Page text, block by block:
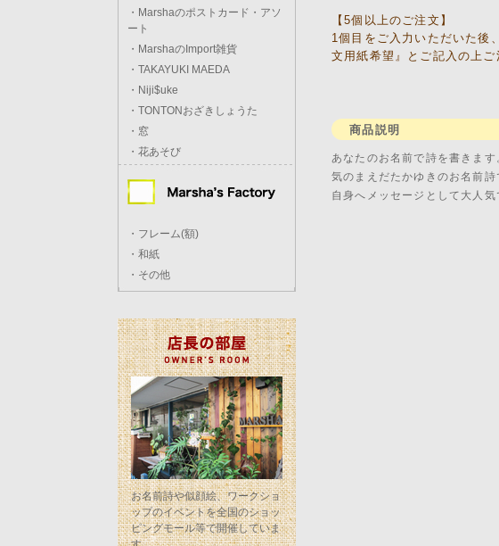
【5個以上のご注文】
1個目をご入力いただいた後、
文用紙希望』とご記入の上
商品説明
あなたのお名前で詩を書きま
気のまえだたかゆきのお名前
自身へメッセージとして大人気
・Marshaのポストカード・アソ
ート
・MarshaのImport雑貨
・TAKAYUKI MAEDA
・Niji$uke
・TONTONおざきしょうた
・窓
・花あそび
・フレーム(額)
・和紙
・その他
お名前詩や似顔絵、ワークショ
ップのイベントを全国のショッ
ピングモール等で開催していま